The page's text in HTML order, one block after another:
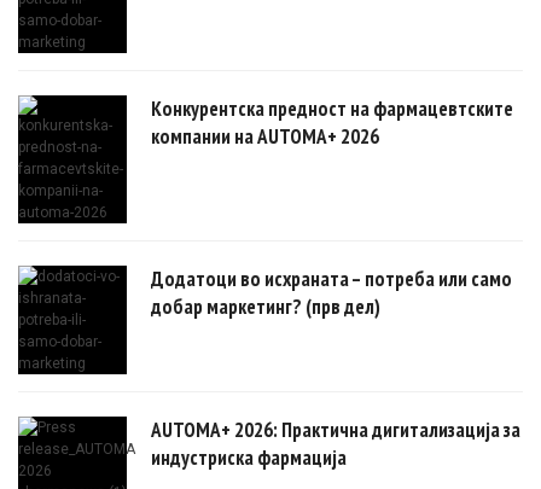
Конкурентска предност на фармацевтските
компании на AUTOMA+ 2026
Додатоци во исхраната – потреба или само
добар маркетинг? (прв дел)
AUTOMA+ 2026: Практична дигитализација за
индустриска фармација